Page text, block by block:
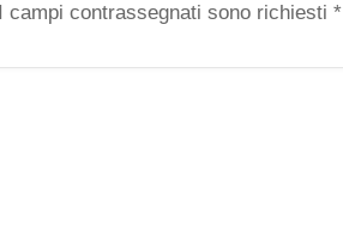
contrassegnati sono richiesti *